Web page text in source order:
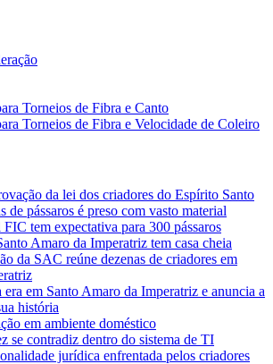
Torneios de Fibra e Canto
Torneios de Fibra e Velocidade de Coleiro
da lei dos criadores do Espírito Santo
de pássaros é preso com vasto material
tem expectativa para 300 pássaros
Amaro da Imperatriz tem casa cheia
da SAC reúne dezenas de criadores em
em Santo Amaro da Imperatriz e anuncia a
história
em ambiente doméstico
se contradiz dentro do sistema de TI
jurídica enfrentada pelos criadores